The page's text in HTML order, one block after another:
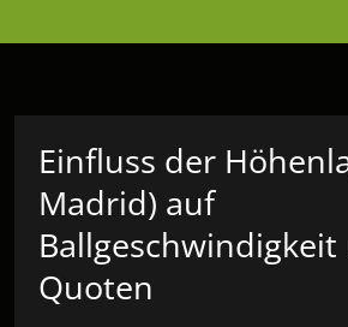
Einfluss der
Madrid) auf
Ballgeschwindigkeit
Quoten